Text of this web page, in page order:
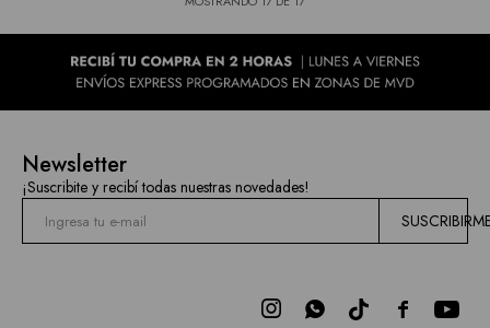
Newsletter
¡Suscribite y recibí todas nuestras novedades!

 